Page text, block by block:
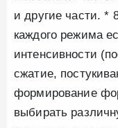
и другие части. *
каждого режима
интенсивности
сжатие,
формирование
выбирать